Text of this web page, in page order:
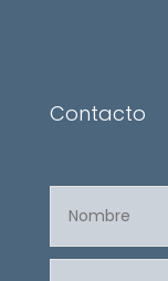
Contacto